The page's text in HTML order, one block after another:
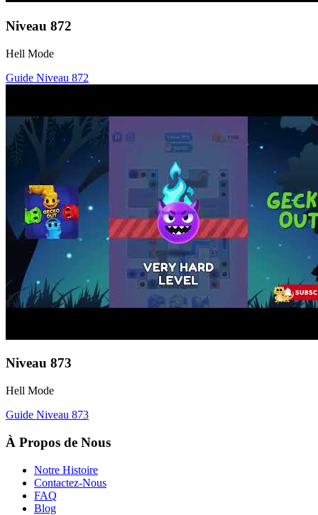
Niveau 872
Hell Mode
Guide Niveau 872
Niveau 873
Hell Mode
Guide Niveau 873
À Propos de Nous
Notre Histoire
Contactez-Nous
FAQ
Blog